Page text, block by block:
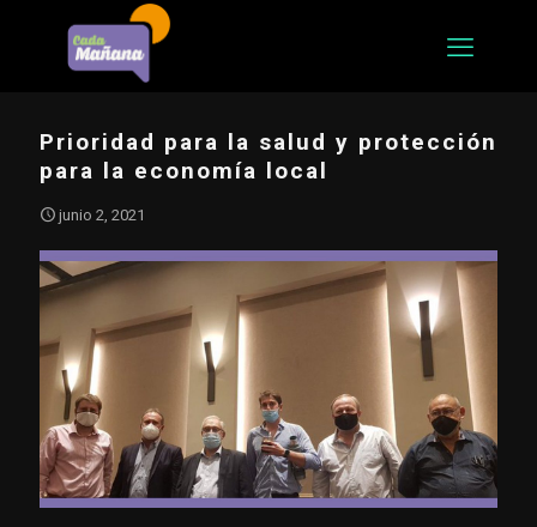
Prioridad para la salud y protección
para la economía local
junio 2, 2021